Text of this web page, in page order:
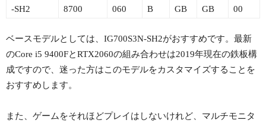
-SH2
8700
060
B
GB
GB
00
ベースモデルとしては、IG700S3N-SH2がおすすめです。最新
のCore i5 9400FとRTX2060の組み合わせは2019年現在の鉄板構
成ですので、迷った方はこのモデルをカスタマイズすることを
おすすめします。
また、ゲームをそれほどプレイはしないけれど、マルチモニタ